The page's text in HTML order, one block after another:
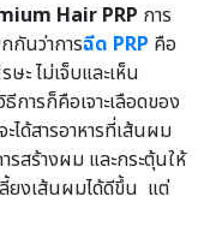
Hair PRP การ
กันว่าการฉีด PRP คือ
ะ ไม่เจ็บและเห็น
การก็คือเจาะเลือดของ
ได้สารอาหารที่เส้นผม
สร้างผม และกระตุ้นให้
ลี้ยงเส้นผมได้ดีขึ้น แต่